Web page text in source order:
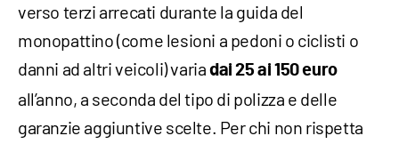
verso terzi arrecati durante la guida del
monopattino (come lesioni a pedoni o ciclisti o
danni ad altri veicoli) variadai 25 ai 150 euro
all’anno, a seconda del tipo di polizza e delle
garanzie aggiuntive scelte. Per chi non rispetta